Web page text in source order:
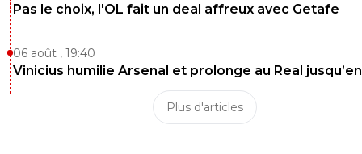
Pas le choix, l'OL fait un deal affreux avec Getafe
06 août , 19:40
Vinicius humilie Arsenal et prolonge au Real
Plus d'articles